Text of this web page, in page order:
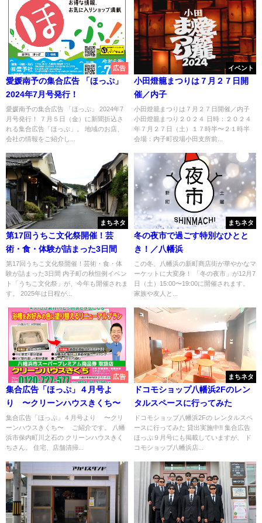
広告
愛媛南予の集合広告 「ほっぷ」
2024年7月号発行！
愛媛南予の集合広告 「ほっぷ」 2024年7
月号発行！ ７月５日（金）に新聞折込さ
れる集合広告「ほっぷ」。 地域のお店、
会社の情報をご紹介し...
イベント
小田燈籠まつりは７月２７日開
催／内子
小田燈籠まつりは７月２７日開催／内子
小田燈籠まつり２０２４ 日時：２０２４
年７月２７日（土）１７時半〜２１時半
会場：内子町役場小田支所前...
まちネタ
第17回うちこ文化祭開催！芸
術・食・体験が詰まった3日間
第17回うちこ文化祭開催！芸術・食・体
験が詰まった3日間 内子町の秋恒例イベン
ト「うちこ文化祭」が、今年も開催されま
す。 2025年は日程が...
まちネタ
冬の夜市で過ごす特別なひとと
き！／八幡浜
この冬、八幡浜の新町商店街が華やかなマ
ーケットに大変身！ 「冬の夜市」が12月7
日（土）15:00〜19:00に開催されます。
家族や友人と...
広告
集合広告「ほっぷ」４月号よ
り 〜クリーンハウスきくち〜
集合広告「ほっぷ」４月号より 〜クリ
ーンハウスきくち〜 ご紹介です。 八幡
浜市保内町川之石の クリーンハウスきく
ちさん。 住宅、店舗清掃...
まちネタ
ドコモショップ八幡浜2Fのレン
タルスペースに行ってみた
ドコモショップ八幡浜2Fの レンタルスペ
ースに行ってみた 貸出実施中!! 集合広告
ほっぷ９月号にも掲載していますが、 ド
コモショップ八幡浜店...